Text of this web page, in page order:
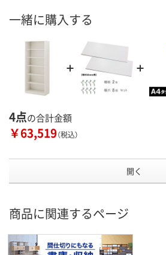
一緒に購入する
4点の合計金額
￥63,519（税込）
開く
商品に関連するページ